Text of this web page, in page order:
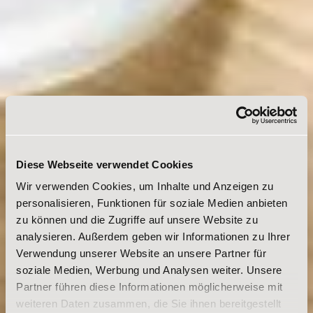
Diese Webseite verwendet Cookies
Wir verwenden Cookies, um Inhalte und Anzeigen zu
personalisieren, Funktionen für soziale Medien anbieten
zu können und die Zugriffe auf unsere Website zu
analysieren. Außerdem geben wir Informationen zu Ihrer
Verwendung unserer Website an unsere Partner für
soziale Medien, Werbung und Analysen weiter. Unsere
Partner führen diese Informationen möglicherweise mit
weiteren Daten zusammen, die Sie ihnen bereitgestellt